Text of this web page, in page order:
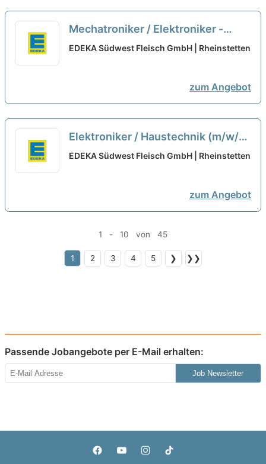
Mechatroniker / Elektroniker -
Verpackungstechnik (m/w/d) neu
EDEKA Südwest Fleisch GmbH | Rheinstetten
zum Angebot
Elektroniker / Haustechnik (m/w/d)
neu
EDEKA Südwest Fleisch GmbH | Rheinstetten
zum Angebot
1 - 10 von 45
1 2 3 4 5 ❯ ❯❯
Passende Jobangebote per E-Mail erhalten:
Job Newsletter